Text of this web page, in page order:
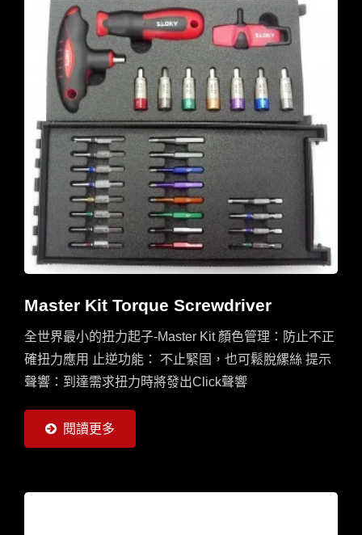
Master Kit Torque Screwdriver
全世界最小的扭力起子-Master Kit 顏色管理：防止不正
確扭力應用 止逆功能： 不止緊固，也可鬆脫縲絲 提示
聲響：到達需求扭力時將發出Click聲響
閱讀更多